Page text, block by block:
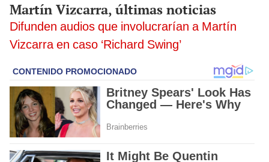
Martín Vizcarra, últimas noticias
Difunden audios que involucrarían a Martín
Vizcarra en caso ‘Richard Swing’